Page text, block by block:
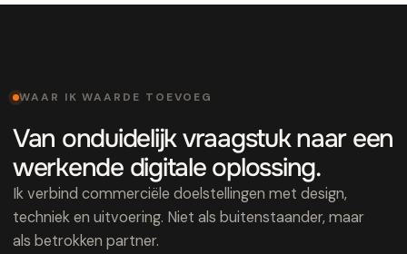
WAAR IK WAARDE TOEVOEG
Van onduidelijk vraagstuk naar een
werkende digitale oplossing.
Ik verbind commerciële doelstellingen met design,
techniek en uitvoering. Niet als buitenstaander, maar
als betrokken partner.